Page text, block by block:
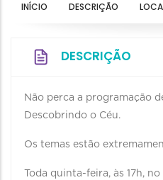
INÍCIO DESCRIÇÃO
DESCRIÇÃO
Não perca a programação
Descobrindo o Céu.
Os temas estão
Toda quinta-feira, às 17h,